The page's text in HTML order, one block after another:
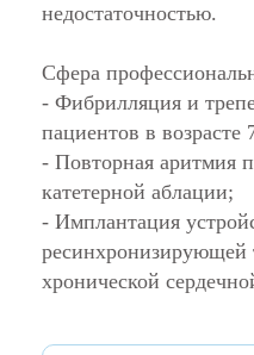
недостаточностью.
Сфера
- Фибрилляция и
пациентов в возрасте
- Повторная аритмия
катетерной аблации;
- Имплантация
ресинхронизирующей
хронической